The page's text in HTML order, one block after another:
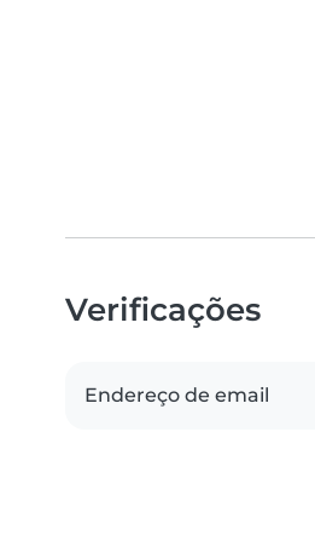
Verificações
Endereço de email